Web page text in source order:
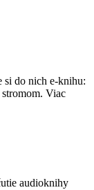
si do nich e-knihu:
Viac
audioknihy